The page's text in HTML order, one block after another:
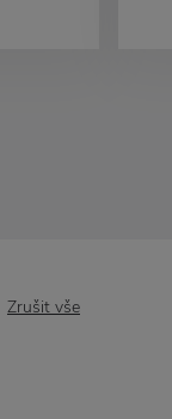
Zrušit vše